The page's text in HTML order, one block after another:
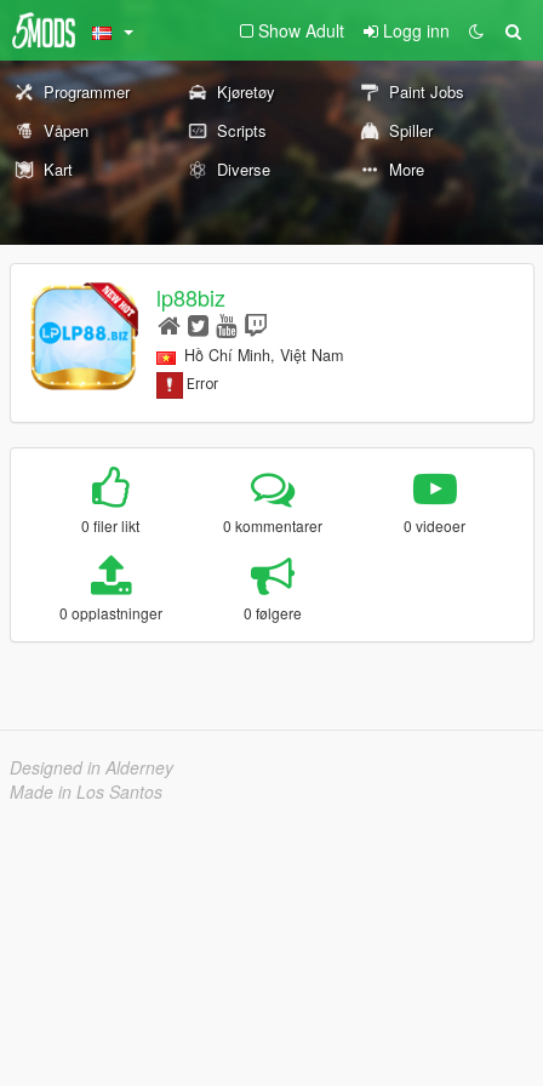
Show Adult Logg inn
Programmer Kjøretøy
Paint Jobs
Våpen
Scripts
Spiller
Kart
Diverse More
lp88biz
Hồ Chí Minh, Việt Nam
0 filer likt 0 kommentarer 0 videoer
0 opplastninger 0 følgere
Designed in Alderney
Made in Los Santos